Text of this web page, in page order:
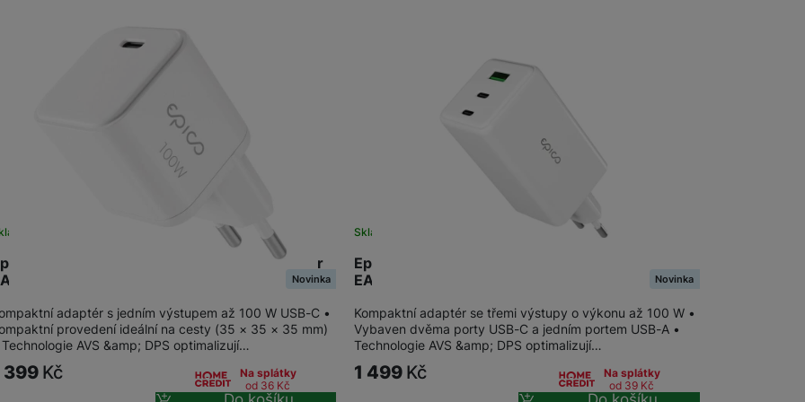
Držáky a stojany pro tablety
Klávesnice k tabletům
SIM karty
Myši a podložky pod myš
Trackpady
Příslušenství k
fotoaparátům
Stativy
Filtry
Bezdrátové nabíječky
Nabíječky k chytrým hodinkám
Síťové nabíječky (230 V)
Nabíjecí stojánky
Příslušenství pro Apple
Příslušenství pro iPad
Příslušenství pro Apple Watch
Příslušenství pro AirPods
UltraBoost Micro AVS GaN 100W adaptér
na prodejně
Novinka
adaptér s jedním výstupem až 100 W USB-C •
provedení ideální na cesty (35 × 35 × 35 mm)
Technologie AVS &amp; DPS optimalizují…
399 Kč
Na splátky
od 36 Kč
Epico UltraBoost GaN 100W síťový adaptér
EA100
Skladem
Novinka
Kompaktní adaptér se třemi výstupy o výkonu až 100 W •
Vybaven dvěma porty USB-C a jedním portem USB-A •
Technologie AVS &amp; DPS optimalizují…
1 499 Kč
Na splátky
od 39 Kč